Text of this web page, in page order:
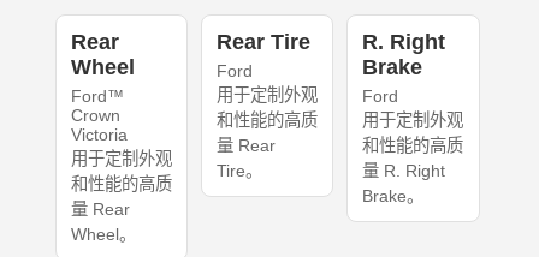
Rear
Wheel
Ford™
Crown
Victoria
用于定制外观
和性能的高质
量 Rear
Wheel。
Rear Tire
Ford
用于定制外观
和性能的高质
量 Rear
Tire。
R. Right
Brake
Ford
用于定制外观
和性能的高质
量 R. Right
Brake。